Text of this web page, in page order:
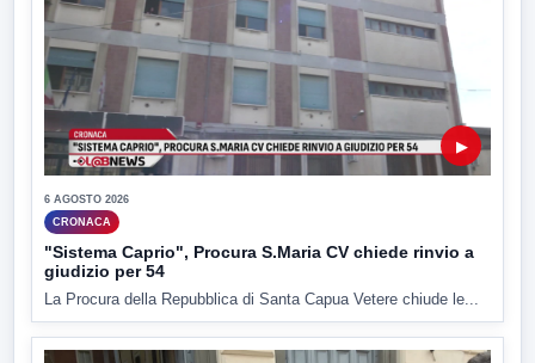
▶
6 AGOSTO 2026
CRONACA
"Sistema Caprio", Procura S.Maria CV chiede rinvio a
giudizio per 54
La Procura della Repubblica di Santa Capua Vetere chiude le...